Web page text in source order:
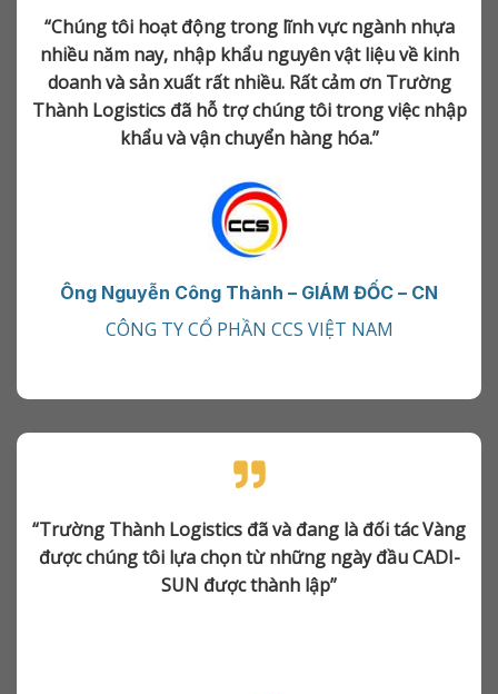
“Chúng tôi hoạt động trong lĩnh vực ngành nhựa
nhiều năm nay, nhập khẩu nguyên vật liệu về kinh
doanh và sản xuất rất nhiều. Rất cảm ơn Trường
Thành Logistics đã hỗ trợ chúng tôi trong việc nhập
khẩu và vận chuyển hàng hóa.”
Ông Nguyễn Công Thành – GIÁM ĐỐC – CN
CÔNG TY CỔ PHẦN CCS VIỆT NAM
“Trường Thành Logistics đã và đang là đối tác Vàng
được chúng tôi lựa chọn từ những ngày đầu CADI-
SUN được thành lập”